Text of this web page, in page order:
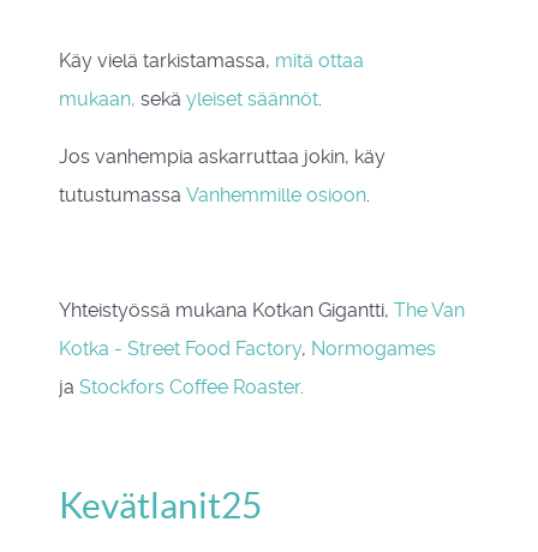
Käy vielä tarkistamassa, mitä ottaa
mukaan, sekä yleiset säännöt
Jos vanhempia askarruttaa jokin, käy
tutustumassa Vanhemmille osioon
Yhteistyössä mukana Kotkan Gigantti, The Van
Kotka - Street Food Factory, Normogames
ja Stockfors Coffee Roaster.
Kevätlanit25